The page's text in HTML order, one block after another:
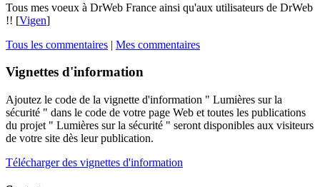
Tous mes voeux à DrWeb France ainsi qu'aux utilisateurs de DrWeb
!! [Vigen]
Tous les commentaires | Mes commentaires
Vignettes d'information
Ajoutez le code de la vignette d'information " Lumières sur la
sécurité " dans le code de votre page Web et toutes les publications
du projet " Lumières sur la sécurité " seront disponibles aux visiteurs
de votre site dès leur publication.
Télécharger des vignettes d'information